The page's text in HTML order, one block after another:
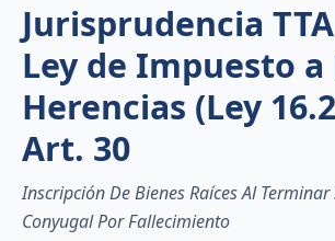
Jurisprudencia
Ley de Impuesto a
Herencias (Ley
Art. 30
Inscripción De Bienes Raíces Al Terminar
Conyugal Por Fallecimiento